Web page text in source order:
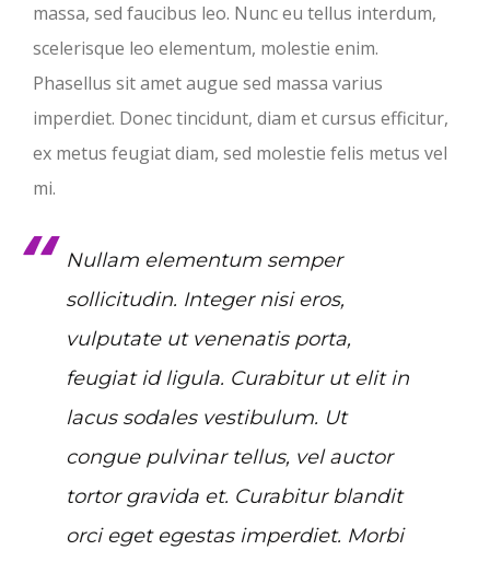
massa, sed faucibus leo. Nunc eu tellus interdum,
scelerisque leo elementum, molestie enim.
Phasellus sit amet augue sed massa varius
imperdiet. Donec tincidunt, diam et cursus efficitur,
ex metus feugiat diam, sed molestie felis metus vel
mi.
Nullam elementum semper
sollicitudin. Integer nisi eros,
vulputate ut venenatis porta,
feugiat id ligula. Curabitur ut elit in
lacus sodales vestibulum. Ut
congue pulvinar tellus, vel auctor
tortor gravida et. Curabitur blandit
orci eget egestas imperdiet. Morbi